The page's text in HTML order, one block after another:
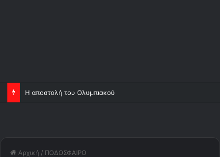
Η αποστολή του Ολυμπιακού
Αρχική / ΠΟΔΟΣΦΑΙΡΟ